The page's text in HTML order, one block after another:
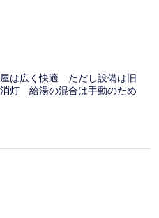
は広く快適 ただし設備は旧
灯 給湯の混合は手動のため